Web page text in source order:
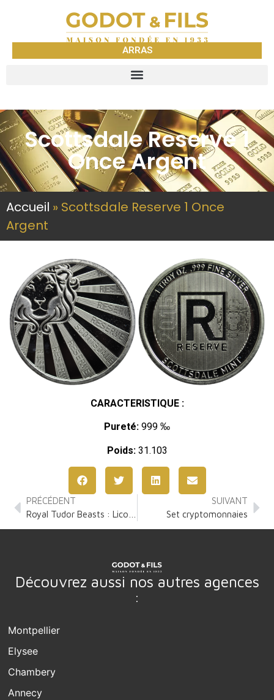
ARRAS
Scottsdale Reserve 1
Once Argent
Accueil » Scottsdale Reserve 1 Once
Argent
CARACTERISTIQUE :
Pureté: 999 ‰
Poids:31.103
PRÉCÉDENT
SUIVANT
Set cryptomonnaies
Découvrez aussi nos autres agences
:
Montpellier
Elysee
Chambery
Annecy